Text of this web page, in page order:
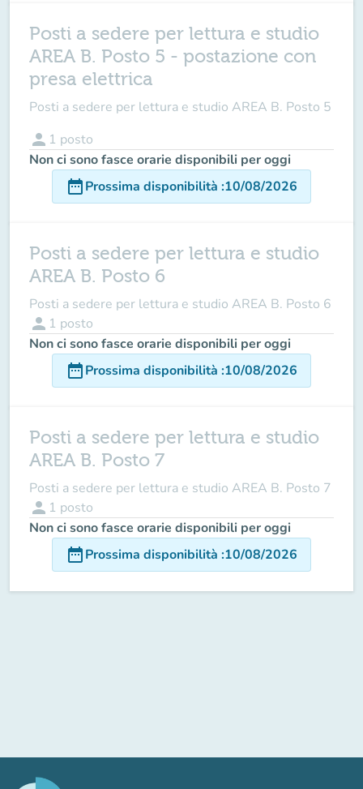
Posti a sedere per lettura e studio
AREA B. Posto 5 - postazione con
presa elettrica
Posti a sedere per lettura e studio AREA B. Posto 5
person 1 posto
Non ci sono fasce orarie disponibili per oggi
date_rangeProssima disponibilità :10/08/2026
Posti a sedere per lettura e studio
AREA B. Posto 6
Posti a sedere per lettura e studio AREA B. Posto 6
person 1 posto
Non ci sono fasce orarie disponibili per oggi
date_rangeProssima disponibilità :10/08/2026
Posti a sedere per lettura e studio
AREA B. Posto 7
Posti a sedere per lettura e studio AREA B. Posto 7
person 1 posto
Non ci sono fasce orarie disponibili per oggi
date_rangeProssima disponibilità :10/08/2026